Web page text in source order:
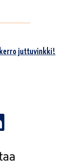
juttuvinkki!